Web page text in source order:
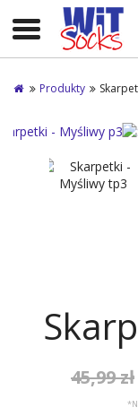
Produkty
45,99 zł